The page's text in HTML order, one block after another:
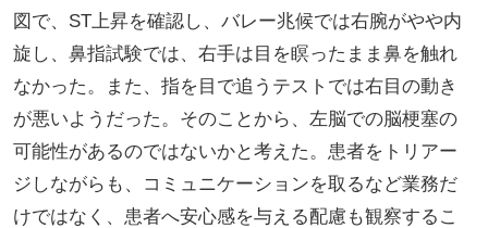
図で、ST上昇を確認し、バレー兆候では右腕がやや内
旋し、鼻指試験では、右手は目を瞑ったまま鼻を触れ
なかった。また、指を目で追うテストでは右目の動き
が悪いようだった。そのことから、左脳での脳梗塞の
可能性があるのではないかと考えた。患者をトリアー
ジしながらも、コミュニケーションを取るなど業務だ
けではなく、患者へ安心感を与える配慮も観察するこ